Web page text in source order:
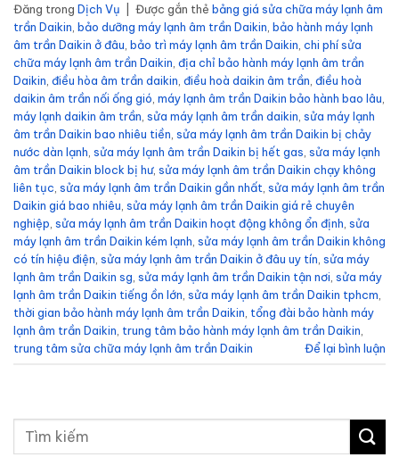
Đăng trong Dịch Vụ Được gắn thẻ bảng giá sửa chữa máy lạnh âm
trần Daikin bảo dưỡng máy lạnh âm trần Daikin bảo hành máy lạnh
âm trần Daikin ở đâu bảo trì máy lạnh âm trần Daikin chi phí sửa
chữa máy lạnh âm trần Daikin địa chỉ bảo hành máy lạnh âm trần
Daikin điều hòa âm trần daikin điều hoà daikin âm trần điều hoà
daikin âm trần nối ống gió máy lạnh âm trần Daikin bảo hành bao lâu
máy lạnh daikin âm trần sửa máy lạnh âm trần daikin sửa máy lạnh
âm trần Daikin bao nhiêu tiền sửa máy lạnh âm trần Daikin bị chảy
nước dàn lạnh sửa máy lạnh âm trần Daikin bị hết gas sửa máy lạnh
âm trần Daikin block bị hư, sửa máy lạnh âm trần Daikin chạy không
liên tục sửa máy lạnh âm trần Daikin gần nhất sửa máy lạnh âm trần
Daikin giá bao nhiêu sửa máy lạnh âm trần Daikin giá rẻ chuyên
nghiệp sửa máy lạnh âm trần Daikin hoạt động không ổn định sửa
máy lạnh âm trần Daikin kém lạnh sửa máy lạnh âm trần Daikin không
có tín hiệu điện sửa máy lạnh âm trần Daikin ở đâu uy tín sửa máy
lạnh âm trần Daikin sg sửa máy lạnh âm trần Daikin tận nơi sửa máy
lạnh âm trần Daikin tiếng ồn lớn sửa máy lạnh âm trần Daikin tphcm
thời gian bảo hành máy lạnh âm trần Daikin tổng đài bảo hành máy
lạnh âm trần Daikin trung tâm bảo hành máy lạnh âm trần Daikin
trung tâm sửa chữa máy lạnh âm trần Daikin
Để lại bình luận